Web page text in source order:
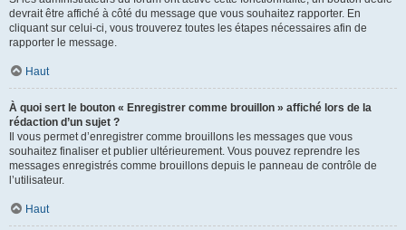
devrait être affiché à côté du message que vous souhaitez rapporter. En
cliquant sur celui-ci, vous trouverez toutes les étapes nécessaires afin de
rapporter le message.
Haut
À quoi sert le bouton « Enregistrer comme brouillon » affiché lors de la
rédaction d’un sujet ?
Il vous permet d’enregistrer comme brouillons les messages que vous
souhaitez finaliser et publier ultérieurement. Vous pouvez reprendre les
messages enregistrés comme brouillons depuis le panneau de contrôle de
l’utilisateur.
Haut